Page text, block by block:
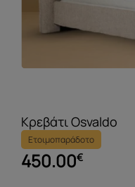
Kρεβάτι Osvaldo
Ετοιμοπαράδοτο
450.00€